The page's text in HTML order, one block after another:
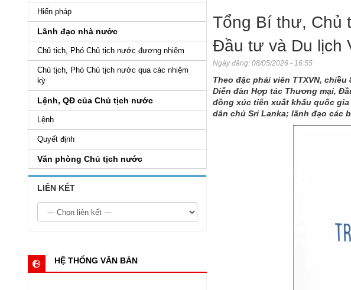
Tổng Bí thư, Chủ
Đầu tư và Du lịch
Ngày đăng:08/05/2026 - 16:55
Theo đặc phái viên TTXVN,
Diễn đàn Hợp tác Thương mại,
đồng xúc tiến xuất khẩu quốc
dân chủ Sri Lanka; lãnh đạo các
Hiến pháp
Lãnh đạo nhà nước
Chủ tịch, Phó Chủ tịch nước đương nhiệm
Chủ tịch, Phó Chủ tịch nước qua các nhiệm
kỳ
Lệnh, QĐ của Chủ tịch nước
Lệnh
Quyết định
Văn phòng Chủ tịch nước
LIÊN KẾT
HỆ THỐNG VĂN BẢN